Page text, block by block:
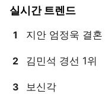
실시간 트렌드
1 지안 엄정욱 결혼
2 김민석 경선 1위
3 보신각